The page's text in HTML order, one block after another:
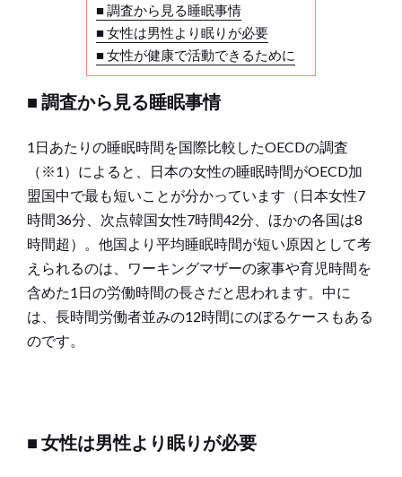
■ 調査から見る睡眠事情
■ 女性は男性より眠りが必要
■ 女性が健康で活動できるために
■ 調査から見る睡眠事情
1日あたりの睡眠時間を国際比較したOECDの調査
（※1）によると、日本の女性の睡眠時間がOECD加
盟国中で最も短いことが分かっています（日本女性7
時間36分、次点韓国女性7時間42分、ほかの各国は8
時間超）。他国より平均睡眠時間が短い原因として考
えられるのは、ワーキングマザーの家事や育児時間を
含めた1日の労働時間の長さだと思われます。中に
は、長時間労働者並みの12時間にのぼるケースもある
のです。
■ 女性は男性より眠りが必要